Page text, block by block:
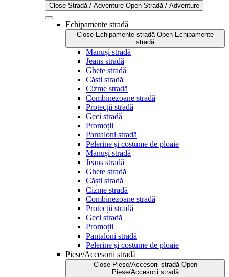
Close Stradă / Adventure Open Stradă / Adventure
Echipamente stradă
Close Echipamente stradă Open Echipamente
stradă
Manuși stradă
Jeans stradă
Ghete stradă
Căști stradă
Cizme stradă
Combinezoane stradă
Protecții stradă
Geci stradă
Promoții
Pantaloni stradă
Pelerine și costume de ploaie
Manuși stradă
Jeans stradă
Ghete stradă
Căști stradă
Cizme stradă
Combinezoane stradă
Protecții stradă
Geci stradă
Promoții
Pantaloni stradă
Pelerine și costume de ploaie
Piese/Accesorii stradă
Close Piese/Accesorii stradă Open
Piese/Accesorii stradă